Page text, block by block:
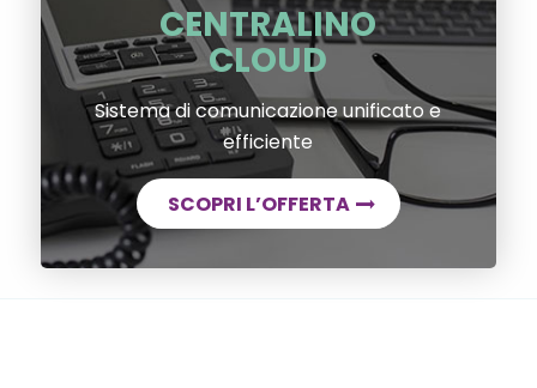
CENTRALINO
CLOUD
Sistema di comunicazione unificato e
efficiente
SCOPRI L’OFFERTA